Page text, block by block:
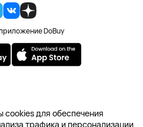
DoBuy
Все права защищены
персональных данных
соглашение
cookies для обеспечения
трафика и персонализации